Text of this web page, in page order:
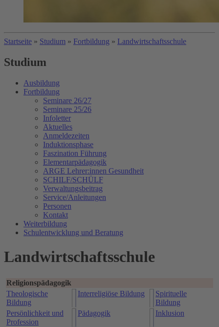
Startseite » Studium » Fortbildung » Landwirtschaftsschule
Studium
Ausbildung
Fortbildung
Seminare 26/27
Seminare 25/26
Infoletter
Aktuelles
Anmeldezeiten
Induktionsphase
Faszination Führung
Elementarpädagogik
ARGE Lehrer:innen Gesundheit
SCHILF/SCHÜLF
Verwaltungsbeitrag
Service/Anleitungen
Personen
Kontakt
Weiterbildung
Schulentwicklung und Beratung
Landwirtschaftsschule
Religionspädagogik
Theologische
Bildung
Interreligiöse Bildung
Spirituelle
Bildung
Persönlichkeit und
Profession
Pädagogik Inklusion